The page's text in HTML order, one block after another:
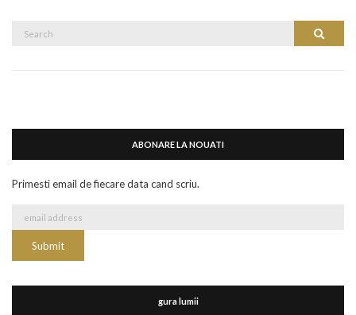
Search
Search
ABONARE LA NOUATI
Primesti email de fiecare data cand scriu.
gura lumii